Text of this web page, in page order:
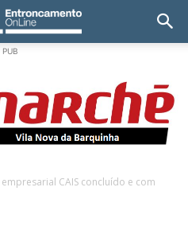
PUB
CAIS concluído e com